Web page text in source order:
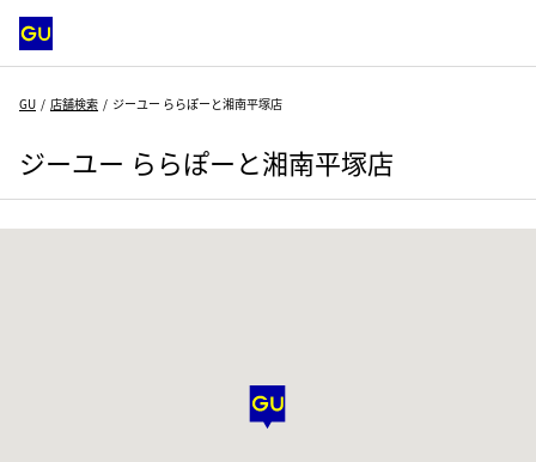
GU 店舗検索 ジーユー ららぽーと湘南平塚店
ジーユー ららぽーと湘南平塚店